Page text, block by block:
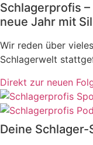
Schlagerprofis –
neue Jahr mit
Wir reden über
Schlagerwelt
Direkt zur neuen
Deine Schlager-